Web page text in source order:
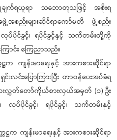
ျက်ရယူရာ သဘောတူသဖြင့် အစိုးရ
စည်းများဆိုင်ရာကော်မတီ ဖွဲ့စည်း
ပ်ပိုင်ခွင့်၊ ရပိုင်ခွင့်နှင့် သက်တမ်းတို့ကို
ာင်း ကြေညာသည်။
ကျန်းမာရေးနှင့် အားကစားဆိုင်ရာ
လင်းပြောကြားပြီး တာဝန်ပေးအပ်ခံရ
းလွှတ်တော်ကိုယ်စားလှယ်အမှတ် (၁) ဦး
ပ်ပိုင်ခွင့်၊ ရပိုင်ခွင့်၊ သက်တမ်းနှင့်
က ကျန်းမာရေးနှင့် အားကစားဆိုင်ရာ